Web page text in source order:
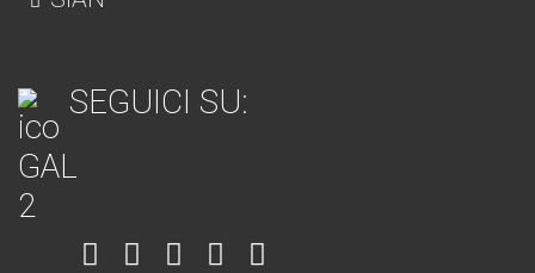
SEGUICI SU:
Item Item Item Item